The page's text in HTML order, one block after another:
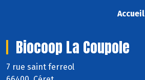
Accueil
Biocoop La Coupole
7 rue saint ferreol